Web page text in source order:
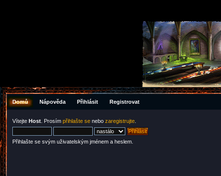
Domů Nápověda Přihlásit Registrovat
Vítejte Host . Prosím přihlašte se nebo zaregistrujte
Přihlašte se svým uživatelským jménem a heslem.